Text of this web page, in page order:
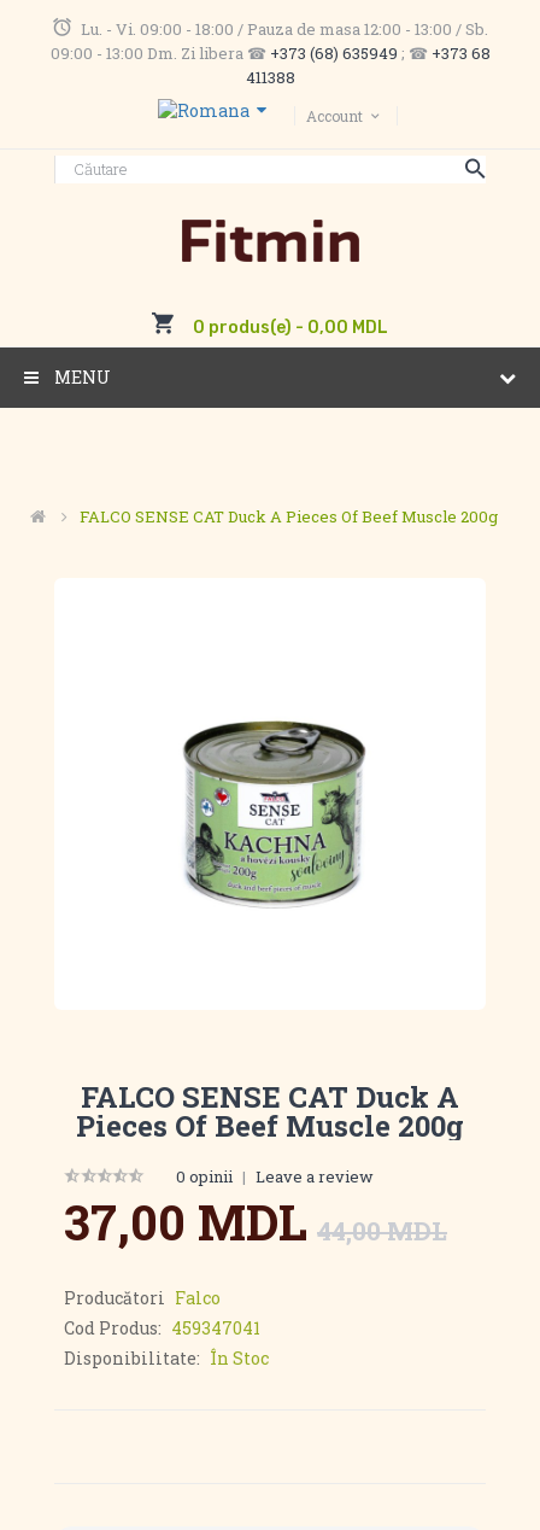
Lu. - Vi. 09:00 - 18:00 / Pauza de masa 12:00 - 13:00 / Sb.
09:00 - 13:00 Dm. Zi libera ☎ +373 (68) 635949 ; ☎ +373 68
411388
Account
0 produs(e) - 0,00 MDL
MENU
FALCO SENSE CAT Duck A Pieces Of Beef Muscle 200g
FALCO SENSE CAT Duck A
Pieces Of Beef Muscle 200g
0 opinii | Leave a review
37,00 MDL 44,00 MDL
Producători Falco
Cod Produs: 459347041
Disponibilitate: În Stoc